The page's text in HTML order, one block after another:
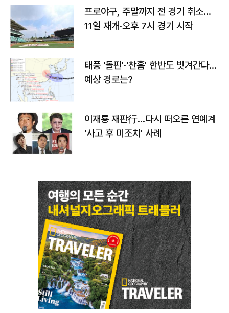
프로야구, 주말까지 전 경기 취소…
11일 재개·오후 7시 경기 시작
태풍 '돌핀'·'찬홈' 한반도 빗겨간다…
예상 경로는?
이재룡 재판行…다시 떠오른 연예계
'사고 후 미조치' 사례